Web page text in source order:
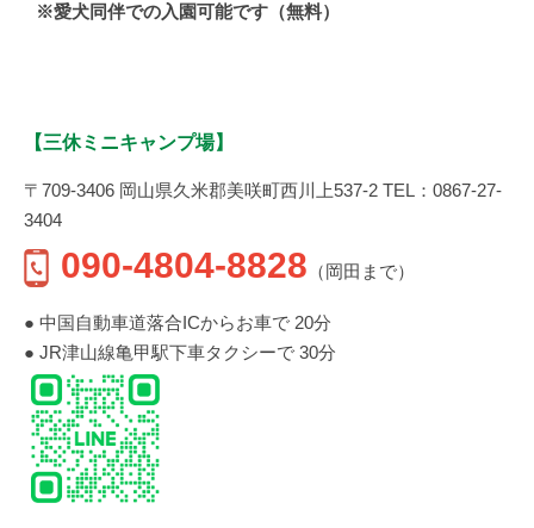
※愛犬同伴での入園可能です（無料）
【三休ミニキャンプ場】
〒709-3406 岡山県久米郡美咲町西川上537-2 TEL：0867-27-
3404
090-4804-8828 （岡田まで）
● 中国自動車道落合ICからお車で 20分
● JR津山線亀甲駅下車タクシーで 30分